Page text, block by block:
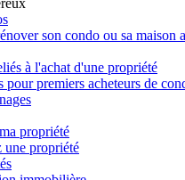
son condo ou sa maison
à l'achat d'une propriété
pour premiers acheteurs de
propriété
une propriété